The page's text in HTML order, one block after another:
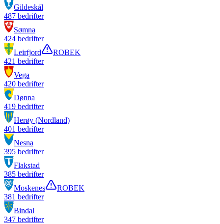
Gildeskål
487 bedrifter
Sømna
424 bedrifter
Leirfjord
ROBEK
421 bedrifter
Vega
420 bedrifter
Dønna
419 bedrifter
Herøy (Nordland)
401 bedrifter
Nesna
395 bedrifter
Flakstad
385 bedrifter
Moskenes
ROBEK
381 bedrifter
Bindal
347 bedrifter